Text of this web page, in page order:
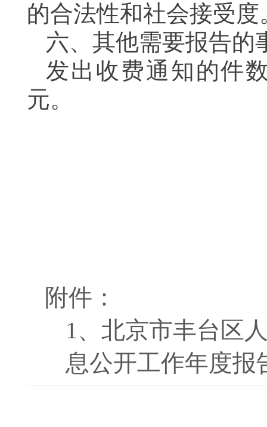
的合法性和社会接受度
六、其他需要报告的
发出收费通知的件
元。
附件：
1、 北京市丰台区
息公开工作年度报